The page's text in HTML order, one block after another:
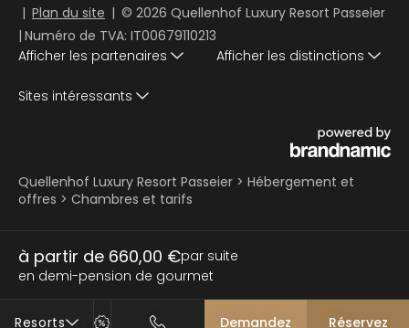
Resorts Demandez Réservez
à partir de 660,00 €par suite
en demi-pension de gourmet
| Plan du site | © 2026 Quellenhof Luxury Resort Passeier
| Numéro de TVA: IT00679110213
Afficher les partenaires
Afficher les distinctions
Sites intéressants
Quellenhof Luxury Resort Passeier > Hébergement et
offres > Chambres et tarifs